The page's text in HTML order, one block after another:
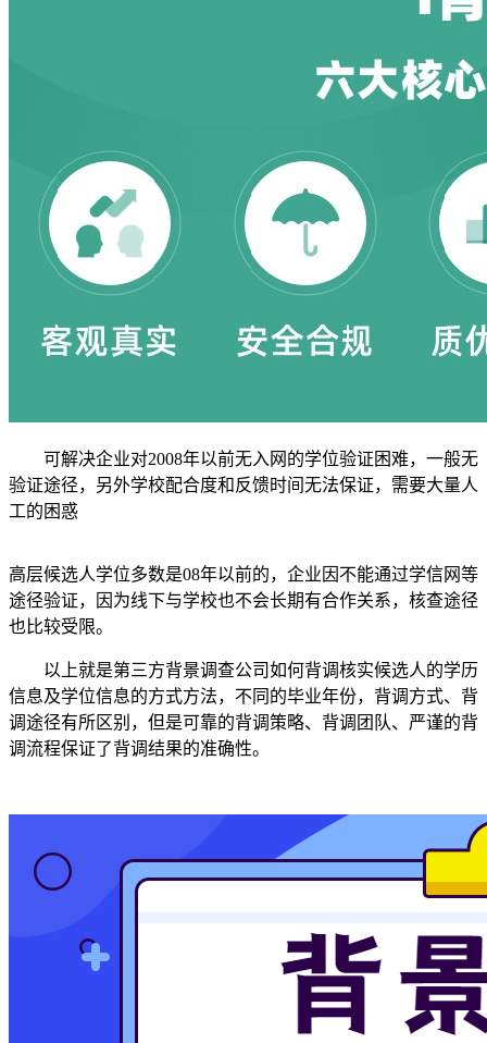
可解决企业对2008年以前无入网的学位验证困难，一般无
验证途径，另外学校配合度和反馈时间无法保证，需要大量人
工的困惑
高层候选人学位多数是08年以前的，企业因不能通过学信网等
途径验证，因为线下与学校也不会长期有合作关系，核查途径
也比较受限。
以上就是第三方背景调查公司如何背调核实候选人的学历
信息及学位信息的方式方法，不同的毕业年份，背调方式、背
调途径有所区别，但是可靠的背调策略、背调团队、严谨的背
调流程保证了背调结果的准确性。